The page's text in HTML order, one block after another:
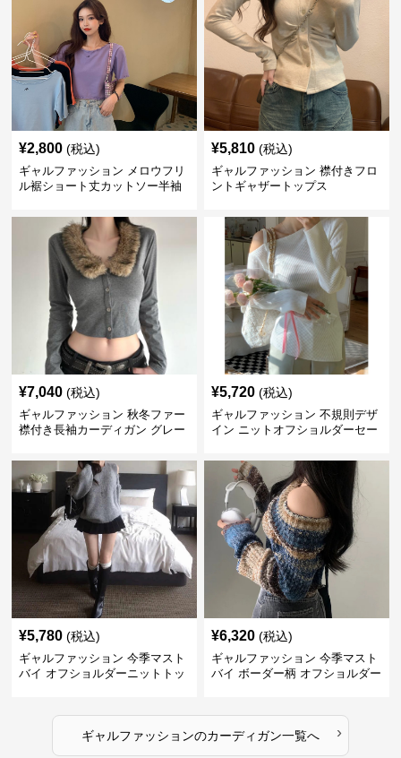
¥2,800 (税込)
ギャルファッション メロウフリ
ル裾ショート丈カットソー半袖
¥5,810 (税込)
ギャルファッション 襟付きフロ
ントギャザートップス
¥7,040 (税込)
ギャルファッション 秋冬ファー
襟付き長袖カーディガン グレー
¥5,720 (税込)
ギャルファッション 不規則デザ
イン ニットオフショルダーセー
¥5,780 (税込)
ギャルファッション 今季マスト
バイ オフショルダーニットトッ
¥6,320 (税込)
ギャルファッション 今季マスト
バイ ボーダー柄 オフショルダー
ギャルファッションのカーディガン一覧へ ›